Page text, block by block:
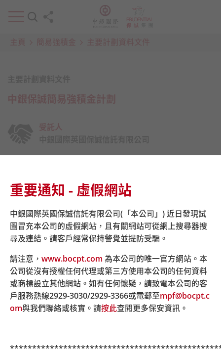
重要通知 - 虛假網站
中銀國際英國保誠信託有限公司(「本公司」) 近日發現試
圖冒充本公司的虛假網站，且有關網站可從網上搜尋器搜
尋及連結。請客戶經常保持警覺並提防受騙。
請注意， www.bocpt.com 為本公司的唯一官方網站。本
公司從沒有授權任何代理或第三方使用本公司的任何資料
或商標設立其他網站。如有任何懷疑，請致電本公司的客
戶服務熱線2929-3030/2929-3366或電郵至mpf@bocpt.c
om與我們聯絡或核實。請按此查閱更多保安資訊。
中銀保誠簡易強積金計劃
受託人
系統營運者
積金易平台有限公司
計劃年度終結日
3月31日
成分基金數目
17
下載 PDF